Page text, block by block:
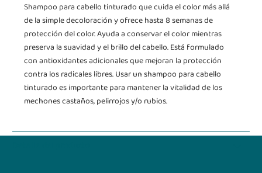
Shampoo para cabello tinturado que cuida el color más allá
de la simple decoloración y ofrece hasta 8 semanas de
protección del color. Ayuda a conservar el color mientras
preserva la suavidad y el brillo del cabello. Está formulado
con antioxidantes adicionales que mejoran la protección
contra los radicales libres. Usar un shampoo para cabello
tinturado es importante para mantener la vitalidad de los
mechones castaños, pelirrojos y/o rubios.